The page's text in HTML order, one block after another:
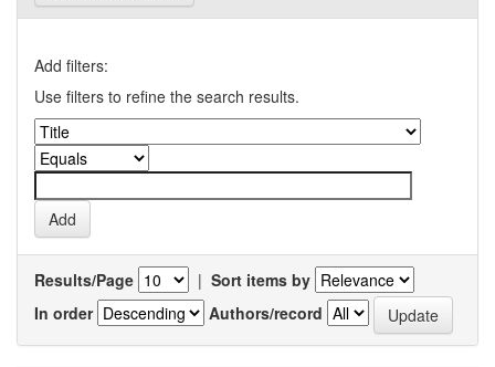
Add filters:
Use filters to refine the search results.
Results/Page | Sort items by
In order
Authors/record